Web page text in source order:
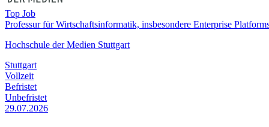
Top Job
Professur für Wirtschaftsinformatik, insbesondere Enterprise
Hochschule der Medien Stuttgart
Stuttgart
Vollzeit
Befristet
Unbefristet
29.07.2026